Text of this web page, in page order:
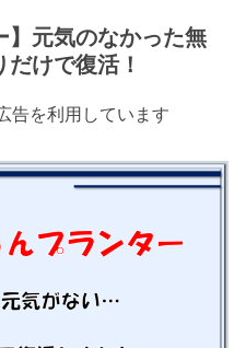
】元気のなかった無
けで復活！
告を利用しています